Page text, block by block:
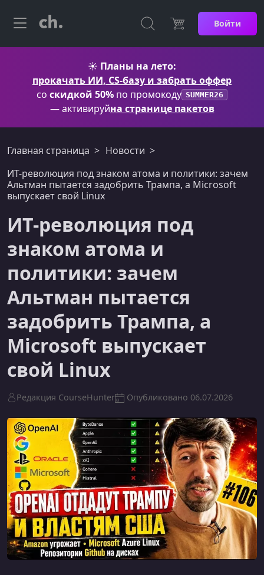
Войти
☀️ Планы на лето:
прокачать ИИ, CS-базу и забрать оффер
со скидкой 50% по промокоду SUMMER26
— активируйна странице пакетов
Главная страница
Новости
ИТ-революция под знаком атома и политики: зачем
Альтман пытается задобрить Трампа, а Microsoft
выпускает свой Linux
ИТ-революция под
знаком атома и
политики: зачем
Альтман пытается
задобрить Трампа, а
Microsoft выпускает
свой Linux
Редакция CourseHunter Опубликовано 06.07.2026